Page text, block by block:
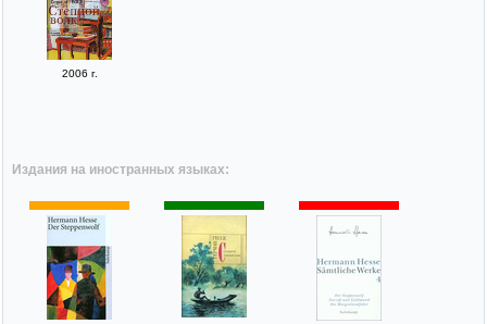
2006 г.
Издания на иностранных языках: